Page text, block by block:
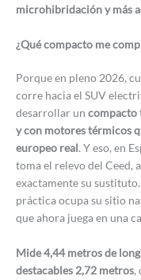
microhibridación y más
¿Qué compacto me
Porque en pleno 2026,
corre hacia el SUV
desarrollar un compacto
y con motores térmicos
europeo real. Y eso, en
toma el relevo del Ceed,
exactamente su
práctica ocupa su sitio
que ahora juega en una
Mide 4,44 metros de
destacables 2,72 metros,